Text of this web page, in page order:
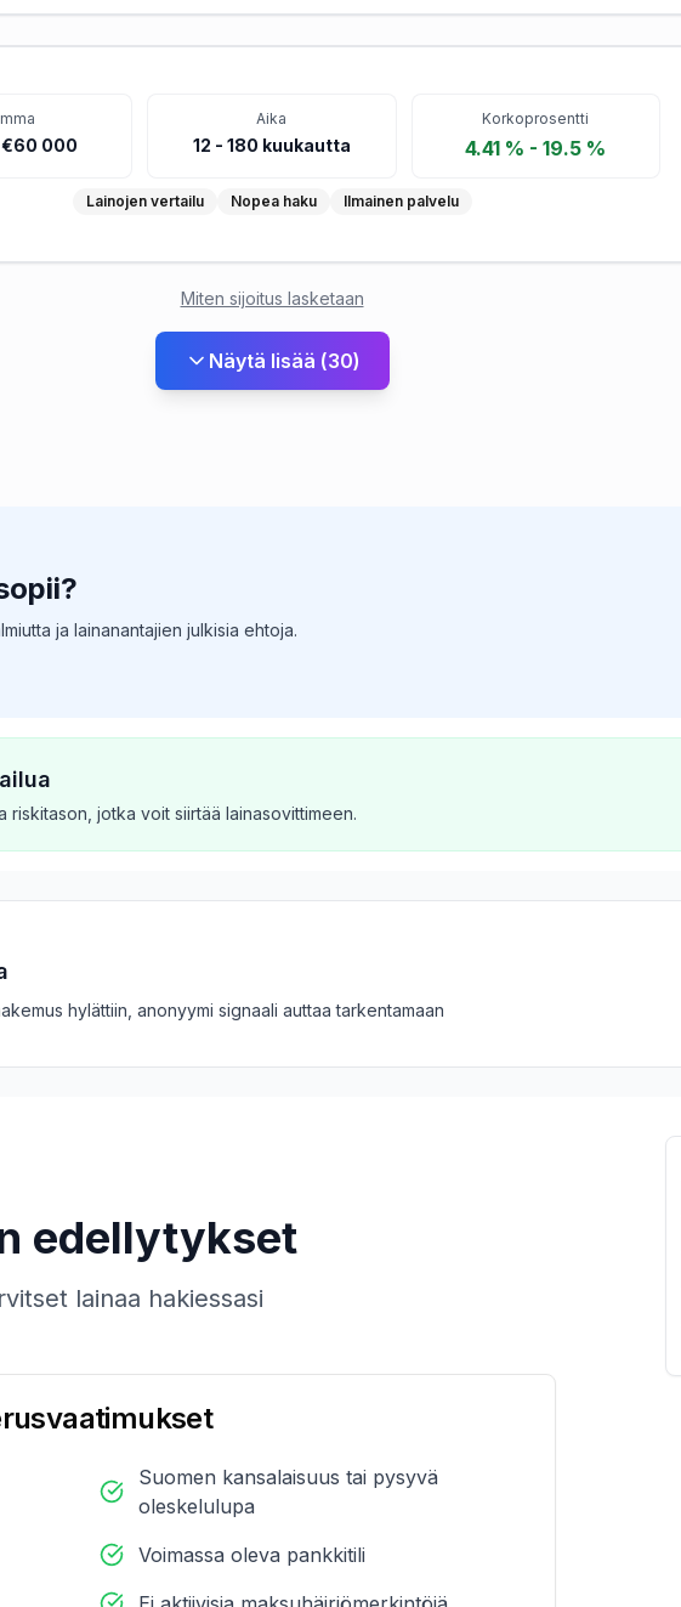
000
Aika
12 - 180 kuukautta
Korkoprosentti
4.41 % - 19.5 %
Lainojen vertailu Nopea haku Ilmainen palvelu
Miten sijoitus lasketaan
Näytä lisää (30)
ja lainanantajien julkisia ehtoja.
riskitason, jotka voit siirtää lainasovittimeen.
hylättiin, anonyymi signaali auttaa tarkentamaan
edellytykset
lainaa hakiessasi
Suomen kansalaisuus tai pysyvä
oleskelulupa
Voimassa oleva pankkitili